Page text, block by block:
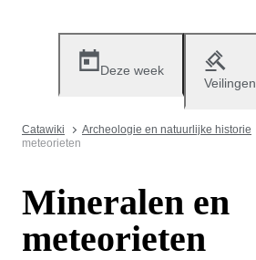
Deze week
Veilingen
Catawiki Archeologie en natuurlijke historie
meteorieten
Mineralen en
meteorieten